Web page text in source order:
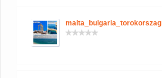
malta_bulgaria_torokorszag